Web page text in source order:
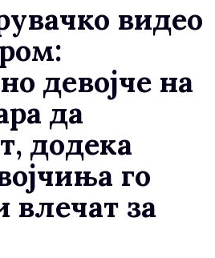
видео
девојче на
да
додека
го
влечат за